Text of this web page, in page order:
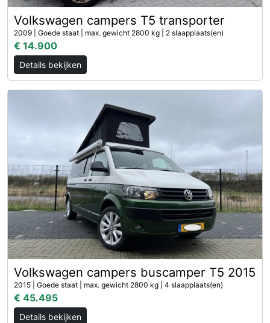
Volkswagen campers T5 transporter
2009 | Goede staat | max. gewicht 2800 kg | 2 slaapplaats(en)
€ 14.900
Details bekijken
Volkswagen campers buscamper T5 2015
2015 | Goede staat | max. gewicht 2800 kg | 4 slaapplaats(en)
€ 45.495
Details bekijken